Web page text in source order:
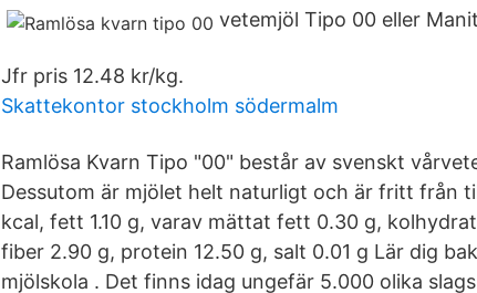
vetemjöl Tipo 00 eller
Jfr pris 12.48 kr/kg.
Skattekontor stockholm södermalm
Ramlösa Kvarn Tipo "00" består av svenskt
Dessutom är mjölet helt naturligt och är fritt från
kcal, fett 1.10 g, varav mättat fett 0.30 g,
fiber 2.90 g, protein 12.50 g, salt 0.01 g Lär dig
mjölskola . Det finns idag ungefär 5.000 olika